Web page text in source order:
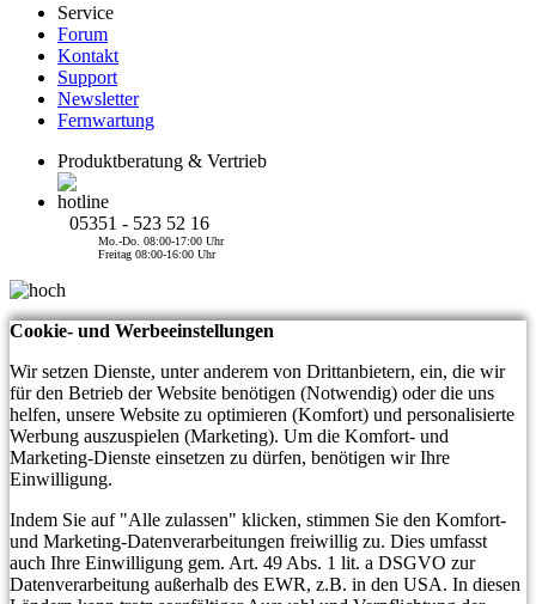
Service
Forum
Kontakt
Support
Newsletter
Fernwartung
Produktberatung & Vertrieb
05351 - 523 52 16
Mo.-Do. 08:00-17:00 Uhr
Freitag 08:00-16:00 Uhr
Cookie- und Werbeeinstellungen
Wir setzen Dienste, unter anderem von Drittanbietern, ein, die wir
für den Betrieb der Website benötigen (Notwendig) oder die uns
helfen, unsere Website zu optimieren (Komfort) und personalisierte
Werbung auszuspielen (Marketing). Um die Komfort- und
Marketing-Dienste einsetzen zu dürfen, benötigen wir Ihre
Einwilligung.
Indem Sie auf "Alle zulassen" klicken, stimmen Sie den Komfort-
und Marketing-Datenverarbeitungen freiwillig zu. Dies umfasst
auch Ihre Einwilligung gem. Art. 49 Abs. 1 lit. a DSGVO zur
Datenverarbeitung außerhalb des EWR, z.B. in den USA. In diesen